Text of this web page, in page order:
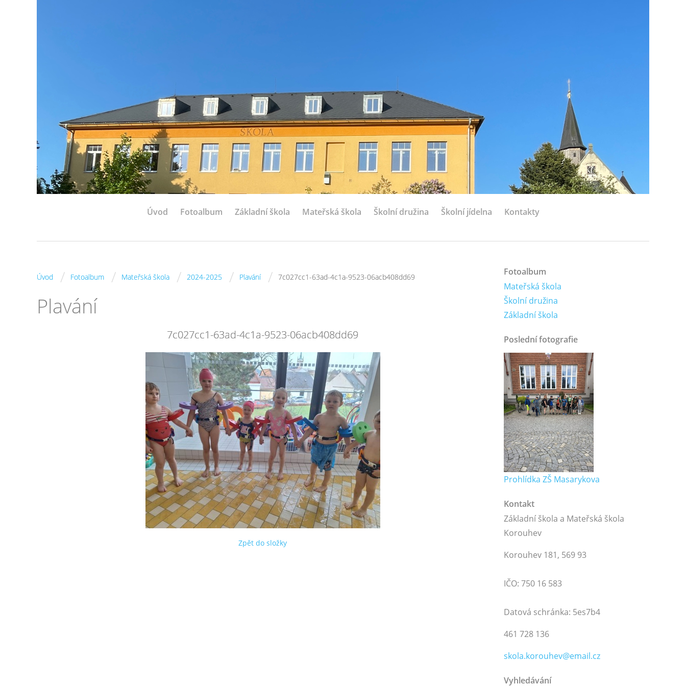
Úvod Fotoalbum Základní škola Mateřská škola Školní družina Školní jídelna Kontakty
Úvod / Fotoalbum / Mateřská škola / 2024-2025 / Plavání / 7c027cc1-63ad-4c1a-9523-06acb408dd69
Plavání
7c027cc1-63ad-4c1a-9523-06acb408dd69
Zpět do složky
Fotoalbum
Mateřská škola
Školní družina
Základní škola
Poslední fotografie
Prohlídka ZŠ Masarykova
Kontakt
Základní škola a Mateřská škola
Korouhev
Korouhev 181, 569 93
IČO: 750 16 583
Datová schránka: 5es7b4
461 728 136
skola.korouhev@email.cz
Vyhledávání